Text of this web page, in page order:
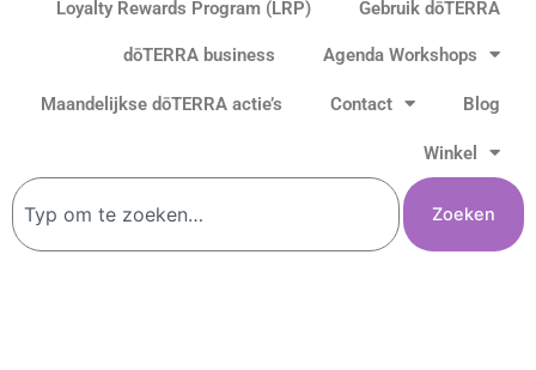
Loyalty Rewards Program (LRP) Gebruik dōTERRA
dōTERRA business Agenda Workshops
Maandelijkse dōTERRA actie’s Contact Blog
Winkel
Zoeken
Zoeken